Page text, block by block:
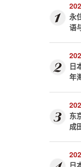
永
语
日
年
东
成
日